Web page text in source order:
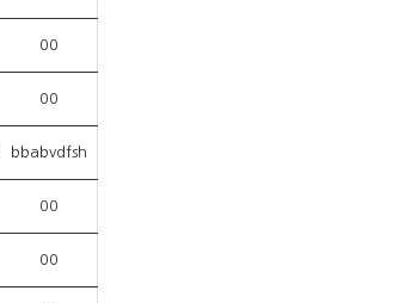
00
00
bbabvdfsh
00
00